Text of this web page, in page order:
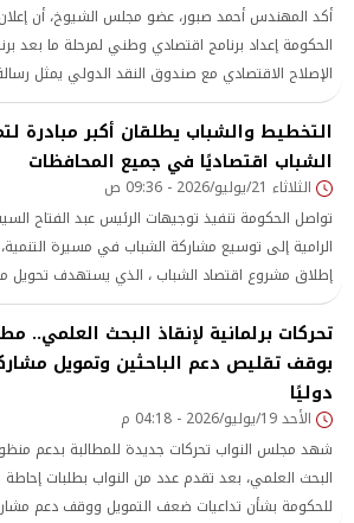
أكد المهندس أحمد صبور، عضو مجلس الشيوخ، أن إعلان
الحكومة إعداد برنامج اقتصادي وطني لمرحلة ما بعد
الإصلاح الاقتصادي مع صندوق النقد الدولي يمثل
بأن الدولة تتجه نحو مرحلة جديدة من التنمية
تستهدف البناء على ما تحقق من إصلاحات خلال
الماضية
التخطيط والشباب يطلقان أكبر مبادرة
الشباب اقتصاديًا في جميع المحافظات
الثلاثاء 21/يوليو/2026 - 09:36 ص
تواصل الحكومة تنفيذ توجيهات الرئيس عبد الفتاح
الرامية إلى توسيع مشاركة الشباب في مسيرة التنمية،
إطلاق مشروع اقتصاد الشباب ، الذي يستهدف تحويل
الشباب
تحركات برلمانية لإنقاذ البحث العلمي..
بوقف تقليص دعم الباحثين وتمويل
دوليًا
الأحد 19/يوليو/2026 - 04:18 م
شهد مجلس النواب تحركات جديدة للمطالبة بدعم
البحث العلمي، بعد تقدم عدد من النواب بطلبات إحاطة
للحكومة بشأن تداعيات ضعف التمويل ووقف دعم